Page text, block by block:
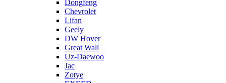
Dongfeng
Chevrolet
Lifan
Geely
DW Hover
Great Wall
Uz-Daewoo
Jac
Zotye